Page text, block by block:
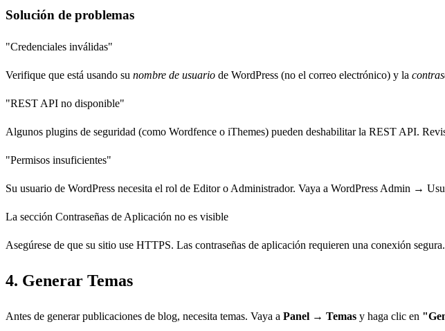
Solución de problemas
"Credenciales inválidas"
Verifique que está usando su nombre de usuario de WordPress (no el correo electrónico) y la
"REST API no disponible"
Algunos plugins de seguridad (como Wordfence o iThemes) pueden deshabilitar la REST API.
"Permisos insuficientes"
Su usuario de WordPress necesita el rol de Editor o Administrador. Vaya a WordPress Admin →
La sección Contraseñas de Aplicación no es visible
Asegúrese de que su sitio use HTTPS. Las contraseñas de aplicación requieren una conexión
4. Generar Temas
Antes de generar publicaciones de blog, necesita temas. Vaya a Panel → Temas y haga clic en